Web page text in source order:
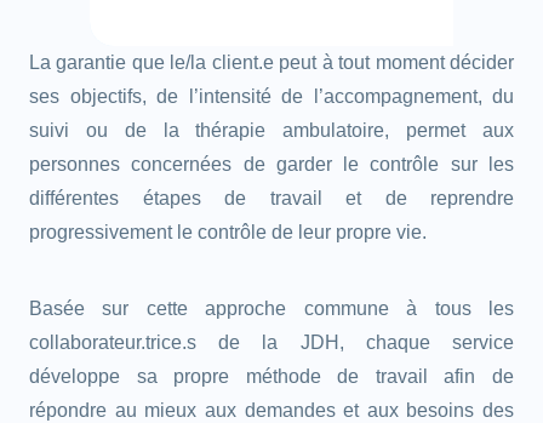
La garantie que le/la client.e peut à tout moment décider
ses objectifs, de l’intensité de l’accompagnement, du
suivi ou de la thérapie ambulatoire, permet aux
personnes concernées de garder le contrôle sur les
différentes étapes de travail et de reprendre
progressivement le contrôle de leur propre vie.
Basée sur cette approche commune à tous les
collaborateur.trice.s de la JDH, chaque service
développe sa propre méthode de travail afin de
répondre au mieux aux demandes et aux besoins des